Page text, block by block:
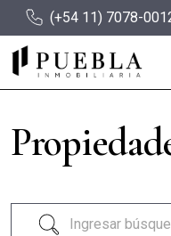
(+54 11) 7078-